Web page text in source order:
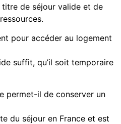
titre de séjour valide et de
pour accéder au logement
suffit, qu’il soit temporaire
permet-il de conserver un
du séjour en France et est